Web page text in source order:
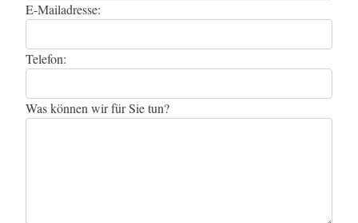
E-Mailadresse:
Telefon:
Was können wir für Sie tun?